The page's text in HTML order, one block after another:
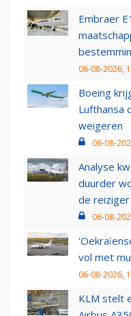
Embraer
06-08-2026,
Boeing
Lufthansa
weigeren
06-08-
Analyse
duurder
de reiziger
06-08-
vol met
06-08-2026,
KLM stelt